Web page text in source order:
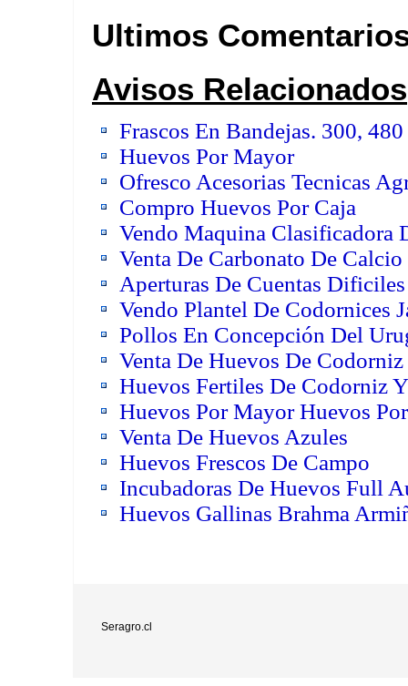
Ultimos
Avisos Relacionados
Frascos En Bandejas. 300,
Huevos Por Mayor
Ofresco Acesorias Tecnicas
Compro Huevos Por Caja
Vendo Maquina Clasificadora
Venta De Carbonato De
Aperturas De Cuentas
Vendo Plantel De Codornices
Pollos En Concepción Del
Venta De Huevos De Codorniz
Huevos Fertiles De Codorniz
Huevos Por Mayor Huevos
Venta De Huevos Azules
Huevos Frescos De Campo
Incubadoras De Huevos Full
Huevos Gallinas Brahma
Seragro.cl